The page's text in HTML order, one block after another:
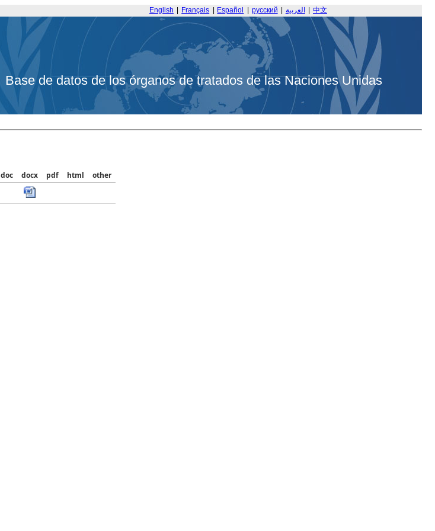
English Français Español русский العربية 中文
Base de datos de los órganos de tratados de las Naciones Unidas
doc docx pdf html
other